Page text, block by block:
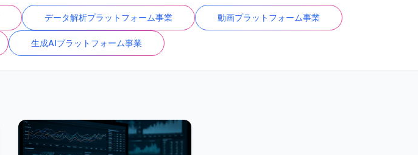
データ解析プラットフォーム事業 動画プラットフォーム事業
生成AIプラットフォーム事業